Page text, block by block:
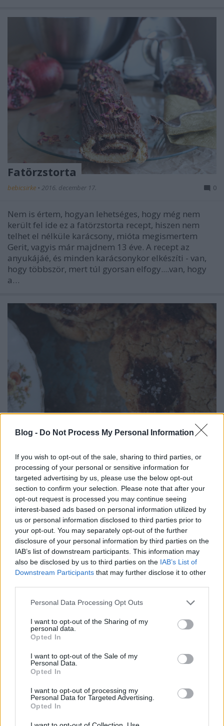
Blog - Do Not Process My Personal Information
If you wish to opt-out of the sale, sharing to third parties, or
processing of your personal or sensitive information for
targeted advertising by us, please use the below opt-out
section to confirm your selection. Please note that after your
opt-out request is processed you may continue seeing
interest-based ads based on personal information utilized by
us or personal information disclosed to third parties prior to
your opt-out. You may separately opt-out of the further
disclosure of your personal information by third parties on the
IAB’s list of downstream participants. This information may
also be disclosed by us to third parties on the IAB’s List of
Downstream Participants that may further disclose it to other
Please note that this website/app uses one or more Google
not limited to your visit or usage behaviour. You may click to
grant or deny consent to Google and its third-party tags to
use your data for below specified purposes in below Google
consent section.
Personal Data Processing Opt Outs
I want to opt-out of the Sharing of my
personal data.
Opted In
I want to opt-out of the Sale of my
Personal Data.
Opted In
I want to opt-out of processing my
Personal Data for Targeted Advertising.
Opted In
Fatörzstorta
bebicsirke • 2016. december 17. 0
Nem is értem, hogyan lehetséges, hogy még nem
került fel ide ez a fatörzstorta recept, hiszen nem
telhet el nélküle karácsony, mióta megismertem
Gerit, vagyis már majdnem 13 éve. A recept az
anyukájáé, és minden karácsonykor elkészíti - van,
hogy többször, mert túl gyorsan elfogy....van, hogy
a…
Csokis keksz (chocolate chip cookie)
a minden, a vég...
bebicsirke •2016. október 20.
Ez a chocolate chip cookie Geri szerint egy egyszerű,
semmi extra csokis keksz, szerintem a minden, a vég,
a bűnbeesés ínycsiklandó okozója, és nem mellesleg
a kisfiam kedvenc sütije, amit sikerült olyanra
elkészítenem, hogy tényleg meg is egye. Mivel
vannak olyan napok, amikor csak csokiskekszet…